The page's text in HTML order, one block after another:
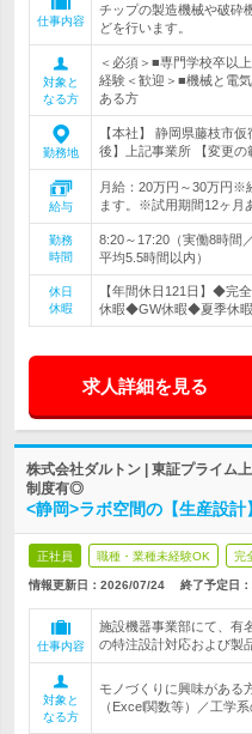
仕事内容
チップの製造機械や破砕
どを行います。
対象と
なる方
＜必須＞■専門学校卒以
経験＜歓迎＞■機械と電
ある方
勤務地
【本社】 静岡県藤枝市
後】上記事業所 【変更の
給与
月給：20万円～30万円※
ます。※試用期間12ヶ月
勤務
時間
8:20～17:20（実働8時間
平均5.5時間以内）
休日
休暇
【年間休日121日】◆完
休暇◆GW休暇◆夏季休
求人詳細を見る
株式会社ダルトン | 東証プライム
制度有◎
<静岡>ラボ空間の【生産設
正社員 職種・業種未経験OK 完
情報更新日：2026/07/24 終了予定日：
仕事内容
施設機器事業部にて、有
の特注設計対応および製
対象と
なる方
モノづくりに興味がある
（Excel関数等）／工学